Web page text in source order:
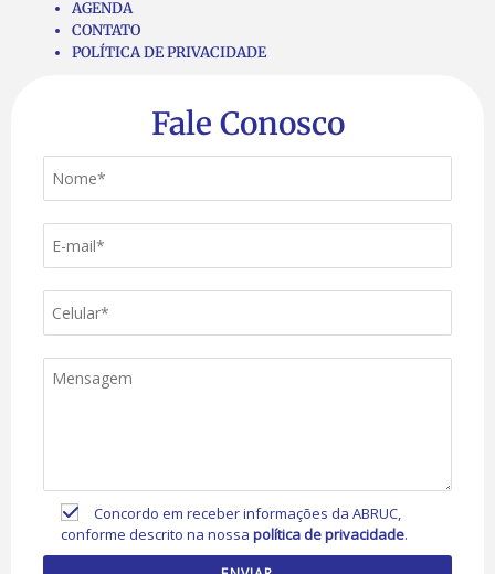
AGENDA
CONTATO
POLÍTICA DE PRIVACIDADE
Fale Conosco
Concordo em receber informações da ABRUC,
conforme descrito na nossapolítica de privacidade.